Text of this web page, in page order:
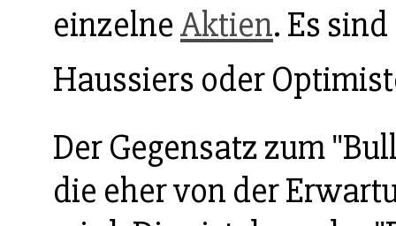
einzelneAktien. Es
Haussiers oder
Der Gegensatz zum
die eher von der